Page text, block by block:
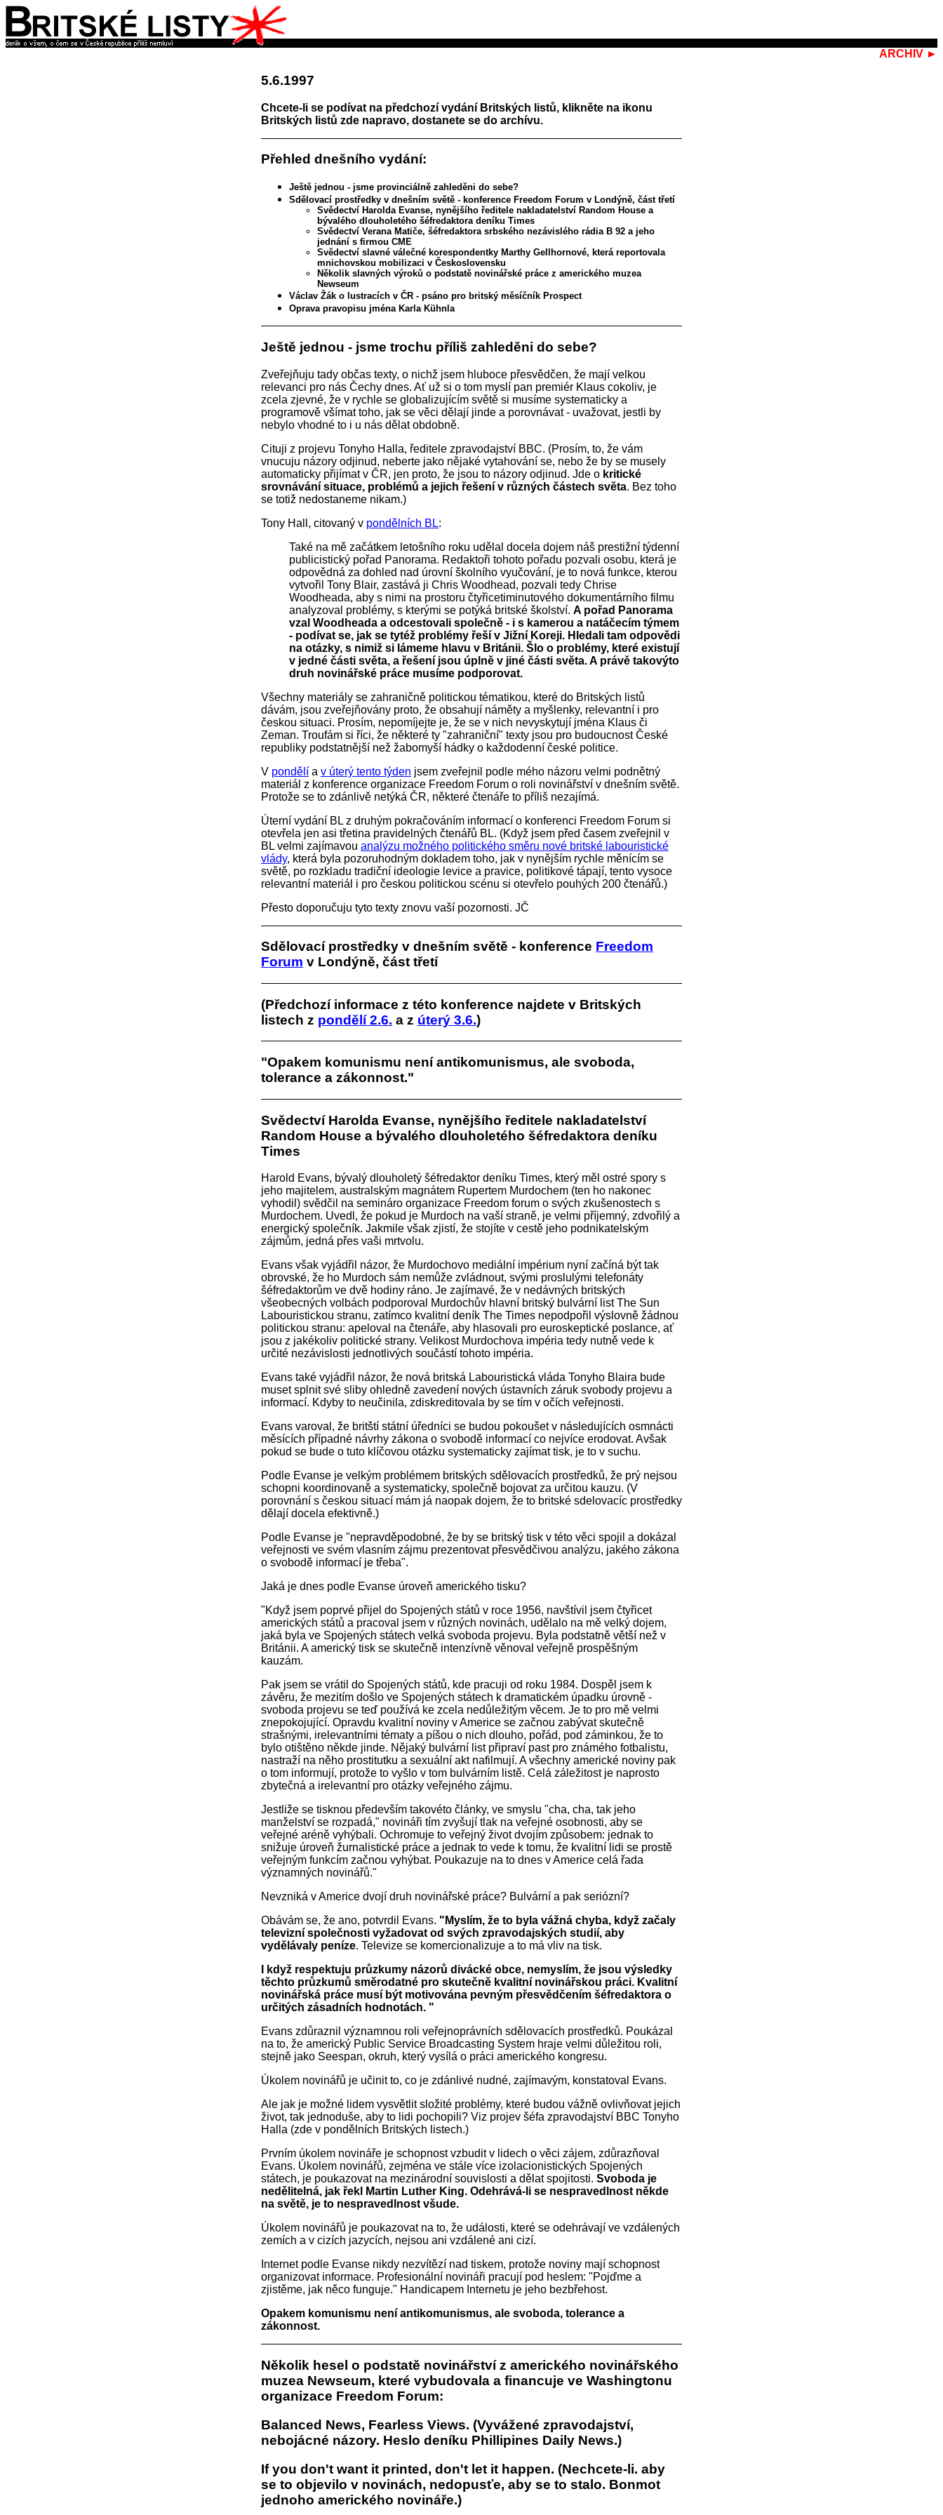
ARCHIV ►
5.6.1997
Chcete-li se podívat na předchozí vydání Britských listů, klikněte na ikonu
Britských listů zde napravo, dostanete se do archívu.
Přehled dnešního vydání:
Ještě jednou - jsme provinciálně zahleděni do sebe?
Sdělovací prostředky v dnešním světě - konference Freedom Forum v Londýně, část třetí
Svědectví Harolda Evanse, nynějšího ředitele nakladatelství Random House a
bývalého dlouholetého šéfredaktora deníku Times
Svědectví Verana Matiče, šéfredaktora srbského nezávislého rádia B 92 a jeho
jednání s firmou CME
Svědectví slavné válečné korespondentky Marthy Gellhornové, která reportovala
mnichovskou mobilizaci v Československu
Několik slavných výroků o podstatě novinářské práce z amerického muzea
Newseum
Václav Žák o lustracích v ČR - psáno pro britský měsíčník Prospect
Oprava pravopisu jména Karla Kühnla
Ještě jednou - jsme trochu příliš zahleděni do sebe?
Zveřejňuju tady občas texty, o nichž jsem hluboce přesvědčen, že mají velkou
relevanci pro nás Čechy dnes. Ať už si o tom myslí pan premiér Klaus cokoliv, je
zcela zjevné, že v rychle se globalizujícím světě si musíme systematicky a
programově všímat toho, jak se věci dělají jinde a porovnávat - uvažovat, jestli by
nebylo vhodné to i u nás dělat obdobně.
Cituji z projevu Tonyho Halla, ředitele zpravodajství BBC. (Prosím, to, že vám
vnucuju názory odjinud, neberte jako nějaké vytahování se, nebo že by se musely
automaticky přijímat v ČR, jen proto, že jsou to názory odjinud. Jde o kritické
srovnávání situace, problémů a jejich řešení v různých částech světa. Bez toho
se totiž nedostaneme nikam.)
Tony Hall, citovaný v pondělních BL:
Také na mě začátkem letošního roku udělal docela dojem náš prestižní týdenní
publicistický pořad Panorama. Redaktoři tohoto pořadu pozvali osobu, která je
odpovědná za dohled nad úrovní školního vyučování, je to nová funkce, kterou
vytvořil Tony Blair, zastává ji Chris Woodhead, pozvali tedy Chrise
Woodheada, aby s nimi na prostoru čtyřicetiminutového dokumentárního filmu
analyzoval problémy, s kterými se potýká britské školství. A pořad Panorama
vzal Woodheada a odcestovali společně - i s kamerou a natáčecím týmem
- podívat se, jak se tytéž problémy řeší v Jižní Koreji. Hledali tam odpovědi
na otázky, s nimiž si lámeme hlavu v Británii. Šlo o problémy, které existují
v jedné části světa, a řešení jsou úplně v jiné části světa. A právě takovýto
druh novinářské práce musíme podporovat.
Všechny materiály se zahraničně politickou tématikou, které do Britských listů
dávám, jsou zveřejňovány proto, že obsahují náměty a myšlenky, relevantní i pro
českou situaci. Prosím, nepomíjejte je, že se v nich nevyskytují jména Klaus či
Zeman. Troufám si říci, že některé ty "zahraniční" texty jsou pro budoucnost České
republiky podstatnější než žabomyší hádky o každodenní české politice.
V pondělí a v úterý tento týden jsem zveřejnil podle mého názoru velmi podnětný
materiál z konference organizace Freedom Forum o roli novinářství v dnešním světě.
Protože se to zdánlivě netýká ČR, některé čtenáře to příliš nezajímá.
Úterní vydání BL z druhým pokračováním informací o konferenci Freedom Forum si
otevřela jen asi třetina pravidelných čtenářů BL. (Když jsem před časem zveřejnil v
BL velmi zajímavou analýzu možného politického směru nové britské labouristické
vlády, která byla pozoruhodným dokladem toho, jak v nynějším rychle měnícím se
světě, po rozkladu tradiční ideologie levice a pravice, politikové tápají, tento vysoce
relevantní materiál i pro českou politickou scénu si otevřelo pouhých 200 čtenářů.)
Přesto doporučuju tyto texty znovu vaší pozornosti. JČ
Sdělovací prostředky v dnešním světě - konference Freedom
Forum v Londýně, část třetí
(Předchozí informace z této konference najdete v Britských
listech z pondělí 2.6. a z úterý 3.6.)
"Opakem komunismu není antikomunismus, ale svoboda,
tolerance a zákonnost."
Svědectví Harolda Evanse, nynějšího ředitele nakladatelství
Random House a bývalého dlouholetého šéfredaktora deníku
Times
Harold Evans, bývalý dlouholetý šéfredaktor deníku Times, který měl ostré spory s
jeho majitelem, australským magnátem Rupertem Murdochem (ten ho nakonec
vyhodil) svědčil na semináro organizace Freedom forum o svých zkušenostech s
Murdochem. Uvedl, že pokud je Murdoch na vaší straně, je velmi příjemný, zdvořilý a
energický společník. Jakmile však zjistí, že stojíte v cestě jeho podnikatelským
zájmům, jedná přes vaši mrtvolu.
Evans však vyjádřil názor, že Murdochovo mediální impérium nyní začíná být tak
obrovské, že ho Murdoch sám nemůže zvládnout, svými proslulými telefonáty
šéfredaktorům ve dvě hodiny ráno. Je zajímavé, že v nedávných britských
všeobecných volbách podporoval Murdochův hlavní britský bulvární list The Sun
Labouristickou stranu, zatímco kvalitní deník The Times nepodpořil výslovně žádnou
politickou stranu: apeloval na čtenáře, aby hlasovali pro euroskeptické poslance, ať
jsou z jakékoliv politické strany. Velikost Murdochova impéria tedy nutně vede k
určité nezávislosti jednotlivých součástí tohoto impéria.
Evans také vyjádřil názor, že nová britská Labouristická vláda Tonyho Blaira bude
muset splnit své sliby ohledně zavedení nových ústavních záruk svobody projevu a
informací. Kdyby to neučinila, zdiskreditovala by se tím v očích veřejnosti.
Evans varoval, že britští státní úředníci se budou pokoušet v následujících osmnácti
měsících případné návrhy zákona o svobodě informací co nejvíce erodovat. Avšak
pokud se bude o tuto klíčovou otázku systematicky zajímat tisk, je to v suchu.
Podle Evanse je velkým problémem britských sdělovacích prostředků, že prý nejsou
schopni koordinovaně a systematicky, společně bojovat za určitou kauzu. (V
porovnání s českou situací mám já naopak dojem, že to britské sdelovacíc prostředky
dělají docela efektivně.)
Podle Evanse je "nepravděpodobné, že by se britský tisk v této věci spojil a dokázal
veřejnosti ve svém vlasním zájmu prezentovat přesvědčivou analýzu, jakého zákona
o svobodě informací je třeba".
Jaká je dnes podle Evanse úroveň amerického tisku?
"Když jsem poprvé přijel do Spojených států v roce 1956, navštívil jsem čtyřicet
amerických států a pracoval jsem v různých novinách, udělalo na mě velký dojem,
jaká byla ve Spojených státech velká svoboda projevu. Byla podstatně větší než v
Británii. A americký tisk se skutečně intenzívně věnoval veřejně prospěšným
kauzám.
Pak jsem se vrátil do Spojených států, kde pracuji od roku 1984. Dospěl jsem k
závěru, že mezitím došlo ve Spojených státech k dramatickém úpadku úrovně -
svoboda projevu se teď používá ke zcela nedůležitým věcem. Je to pro mě velmi
znepokojující. Opravdu kvalitní noviny v Americe se začnou zabývat skutečně
strašnými, irelevantními tématy a píšou o nich dlouho, pořád, pod záminkou, že to
bylo otištěno někde jinde. Nějaký bulvární list připraví past pro známého fotbalistu,
nastraží na něho prostitutku a sexuální akt nafilmují. A všechny americké noviny pak
o tom informují, protože to vyšlo v tom bulvárním listě. Celá záležitost je naprosto
zbytečná a irelevantní pro otázky veřejného zájmu.
Jestliže se tisknou především takovéto články, ve smyslu "cha, cha, tak jeho
manželství se rozpadá," novináři tím zvyšují tlak na veřejné osobnosti, aby se
veřejné aréně vyhýbali. Ochromuje to veřejný život dvojím způsobem: jednak to
snižuje úroveň žurnalistické práce a jednak to vede k tomu, že kvalitní lidi se prostě
veřejným funkcím začnou vyhýbat. Poukazuje na to dnes v Americe celá řada
významných novinářů."
Nevzniká v Americe dvojí druh novinářské práce? Bulvární a pak seriózní?
Obávám se, že ano, potvrdil Evans. "Myslím, že to byla vážná chyba, když začaly
televizní společnosti vyžadovat od svých zpravodajských studií, aby
vydělávaly peníze. Televize se komercionalizuje a to má vliv na tisk.
I když respektuju průzkumy názorů divácké obce, nemyslím, že jsou výsledky
těchto průzkumů směrodatné pro skutečně kvalitní novinářskou práci. Kvalitní
novinářská práce musí být motivována pevným přesvědčením šéfredaktora o
určitých zásadních hodnotách. "
Evans zdůraznil významnou roli veřejnoprávních sdělovacích prostředků. Poukázal
na to, že americký Public Service Broadcasting System hraje velmi důležitou roli,
stejně jako Seespan, okruh, který vysílá o práci amerického kongresu.
Úkolem novinářů je učinit to, co je zdánlivé nudné, zajímavým, konstatoval Evans.
Ale jak je možné lidem vysvětlit složité problémy, které budou vážně ovlivňovat jejich
život, tak jednoduše, aby to lidi pochopili? Viz projev šéfa zpravodajství BBC Tonyho
Halla (zde v pondělních Britských listech.)
Prvním úkolem novináře je schopnost vzbudit v lidech o věci zájem, zdůrazňoval
Evans. Úkolem novinářů, zejména ve stále více izolacionistických Spojených
státech, je poukazovat na mezinárodní souvislosti a dělat spojitosti. Svoboda je
nedělitelná, jak řekl Martin Luther King. Odehrává-li se nespravedlnost někde
na světě, je to nespravedlnost všude.
Úkolem novinářů je poukazovat na to, že události, které se odehrávají ve vzdálených
zemích a v cizích jazycích, nejsou ani vzdálené ani cizí.
Internet podle Evanse nikdy nezvítězí nad tiskem, protože noviny mají schopnost
organizovat informace. Profesionální novináři pracují pod heslem: "Pojďme a
zjistěme, jak něco funguje." Handicapem Internetu je jeho bezbřehost.
Opakem komunismu není antikomunismus, ale svoboda, tolerance a
zákonnost.
Několik hesel o podstatě novinářství z amerického novinářského
muzea Newseum, které vybudovala a financuje ve Washingtonu
organizace Freedom Forum:
Balanced News, Fearless Views. (Vyvážené zpravodajství,
nebojácné názory. Heslo deníku Phillipines Daily News.)
If you don't want it printed, don't let it happen. (Nechcete-li. aby
se to objevilo v novinách, nedopusťe, aby se to stalo. Bonmot
jednoho amerického novináře.)